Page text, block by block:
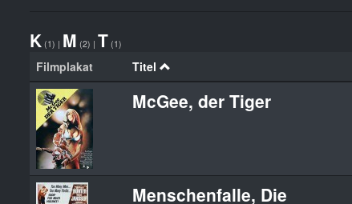
K (1) | M (2) | T (1)
Filmplakat Titel
McGee, der Tiger
Menschenfalle, Die